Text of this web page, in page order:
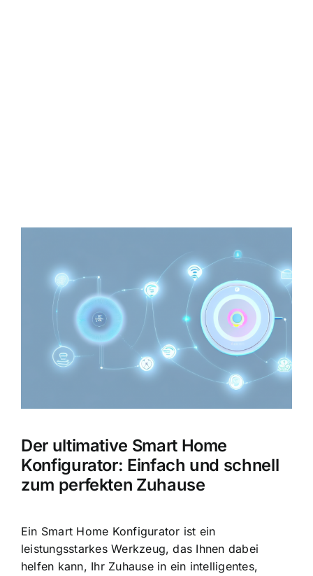
Der ultimative Smart Home
Konfigurator: Einfach und schnell
zum perfekten Zuhause
Ein Smart Home Konfigurator ist ein
leistungsstarkes Werkzeug, das Ihnen dabei
helfen kann, Ihr Zuhause in ein intelligentes,